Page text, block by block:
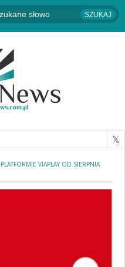
VIAPLAY OD SIERPNIA